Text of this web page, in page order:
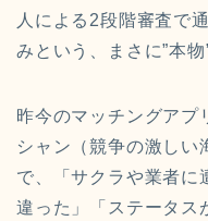
人による2段階審査で
みという、まさに”本
昨今のマッチングアプ
シャン（競争の激しい
で、「サクラや業者に
違った」「ステータス